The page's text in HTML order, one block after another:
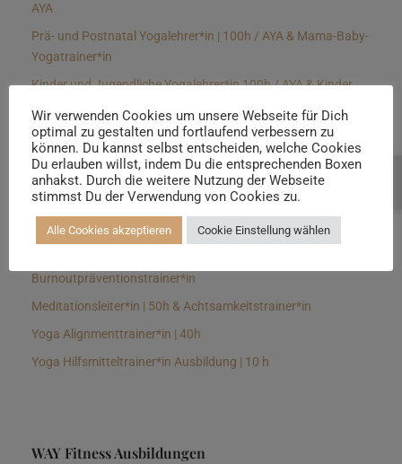
AYA
Prä- und Postnatal Yogalehrer*in | 100h / AYA & Mama-Baby-
Yogatrainer*in
Kinder und Jugendliche Yogalehrer*in 100h / AYA & Kinder
Yin Yogalehrer*in | 100 h & Faszientrainer*in
Hormon Yogalehrer*in / Yogatherapeut*in &
Stressmanagementtrainer*in | 70h
Longevitytrainer*in
Burnoutpräventionstrainer*in
Meditationsleiter*in | 50h & Achtsamkeitstrainer*in
Yoga Alignmenttrainer*in | 40h
Yoga Hilfsmitteltrainer*in Ausbildung | 10 h
WAY Fitness Ausbildungen
Wir verwenden Cookies um unsere Webseite für Dich
optimal zu gestalten und fortlaufend verbessern zu
können. Du kannst selbst entscheiden, welche Cookies
Du erlauben willst, indem Du die entsprechenden Boxen
anhakst. Durch die weitere Nutzung der Webseite
stimmst Du der Verwendung von Cookies zu.
Alle Cookies akzeptieren Cookie Einstellung wählen
Beratung buchen